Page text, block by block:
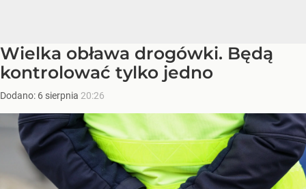
Wielka obława drogówki. Będą
kontrolować tylko jedno
Dodano: 6 sierpnia 20:26